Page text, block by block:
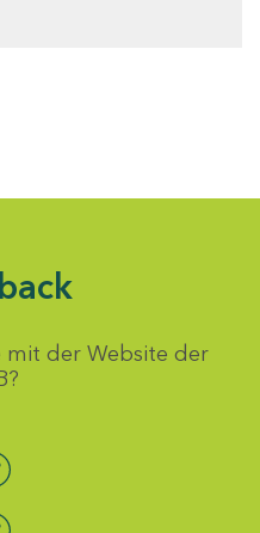
mit der Website der
auswählen